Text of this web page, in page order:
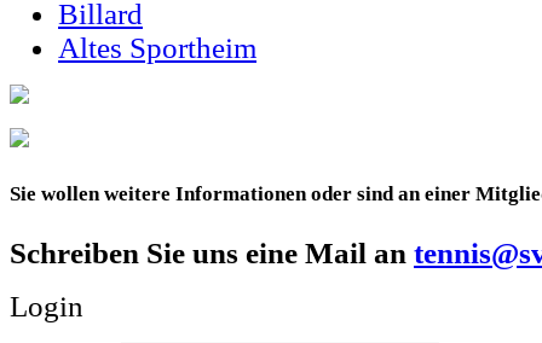
Billard
Altes Sportheim
Sie wollen weitere Informationen oder sind an einer
Schreiben Sie uns eine Mail an
Login